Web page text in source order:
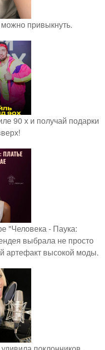
привыкнуть.
90 х и получай подарки
"Человека - Паука:
выбрала не просто
артефакт высокой моды.